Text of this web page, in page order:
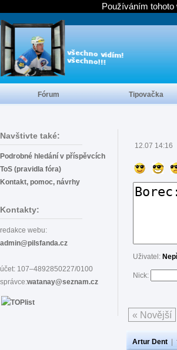
Navštivte také:
Podrobné hledání v příspěvcích
ToS (pravidla fóra)
Kontakt, pomoc, návrhy
Kontakty:
redakce webu:
admin@pilsfanda.cz
účet: 107–4892850227/0100
správce:watanay@seznam.cz
12.07 14:16
Uživatel:
Nick:
« Novější
Artur Dent
Fórum Tipovačka
Používáním